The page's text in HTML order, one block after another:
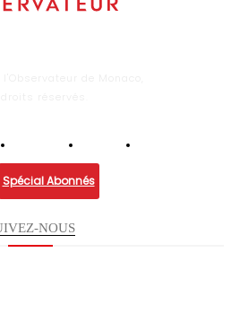
Spécial Abonnés
NOUS